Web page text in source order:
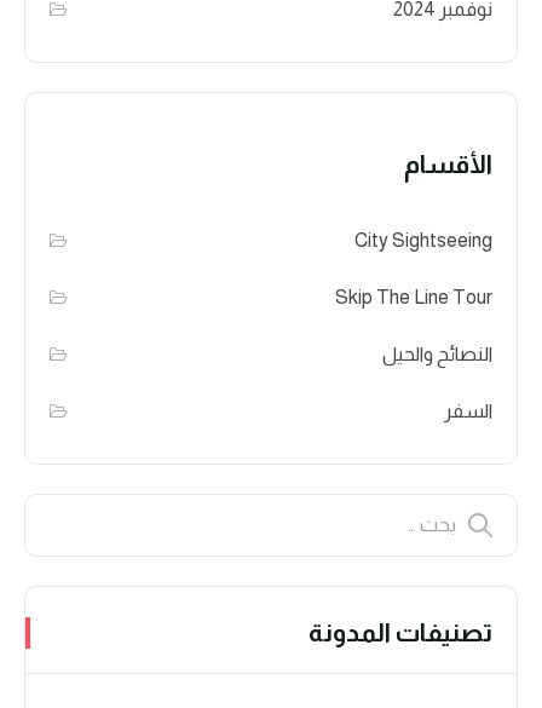
نوفمبر 2024
الأقسام
City Sightseeing
Skip The Line Tour
النصائح والحيل
السفر
تصنيفات المدونة